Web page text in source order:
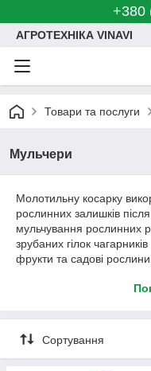
+380
АГРОТЕХНІКА VINAVI
Товари та послуги
Мульчери
Молотильну косарку
рослинних залишків
мульчування рослинних
зрубаних гілок
фрукти та садові
нас є в наявності всі
Сортування